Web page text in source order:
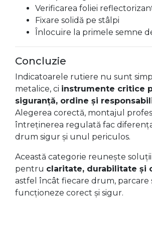
Verificarea foliei
Fixare solidă pe stâlpi
Înlocuire la primele semne
Concluzie
Indicatoarele rutiere nu sunt
metalice, ci instrumente critice
siguranță, ordine și
Alegerea corectă, montajul
întreținerea regulată fac
drum sigur și unul periculos.
Această categorie reunește
pentru claritate, durabilitate și
astfel încât fiecare drum, parcare
funcționeze corect și sigur.